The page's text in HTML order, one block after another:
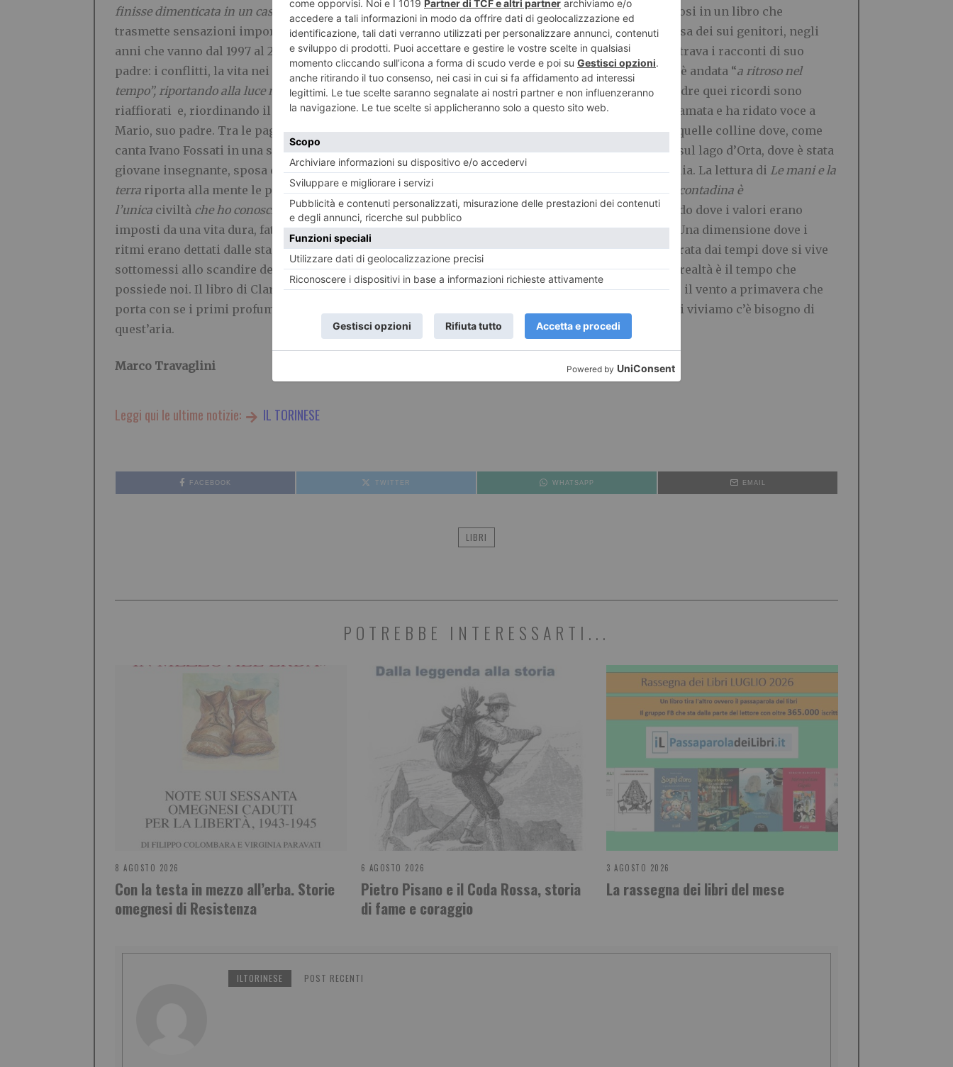
finisse dimenticata in un cassetto”. Per fortuna quella storia non è finita in un cassetto, trasformandosi in un libro che
trasmette sensazioni importanti. Clara Cipollina ha raccontato i pomeriggi passati a Gavi, nella casa dei sui genitori, negli
anni che vanno dal 1997 al 2004. Vi arrivava nel fine settimana da Novara, dove vive tutt’ora, e registrava i racconti di suo
padre: i conflitti, la vita nei campi, l’incontro con la madre di Clara, i ricordi della giovinezza. Così è andata “a ritroso nel
tempo”, riportando alla luce narrazioni di fatti accaduti a cavallo tra le due guerre.Dopo la morte del padre quei ricordi sono
riaffiorati e, riordinando il suo passato, Clara Cipollina ha ritrovato le persone che più mi hanno amata e ha ridato voce a
Mario, suo padre. Tra le pagine ci sono i paesaggi dei vigneti di Gavi, il “terrazzino sul Lemme” tra quelle colline dove, come
canta Ivano Fossati in una sua celebre canzone, “si sente il mare”. Ma anche i luoghi come Omegna, sul lago d’Orta, dove è stata
giovane insegnante, sposa e madre; e Novara, terra di nebbie e risaie, dove risiede con la sua famiglia. La lettura di Le mani e la
terra riporta alla mente le parole di Ermanno Olmi quando sosteneva caparbiamente che“la civiltà contadina è
l’unica civiltà cheho conosciuto”.Era un mondo in cui fra marito e moglie ci si dava del voi; un mondo dove i valori erano
imposti da una vita dura, faticosa. Dove il riscatto sociale era il desiderio di molti padri per i figli. Una dimensione dove i
ritmi erano dettati dalle stagioni, dalle lune e dalla terra. Una civiltà in gran parte scomparsa, divorata dai tempi dove si vive
sottomessi allo scandire dell’orologio, dove si è convinti di possedere il proprio tempo quando in realtà è il tempo che
possiede noi. Il libro di Clara Cipollina si apprezza come una boccata d’aria fresca e pulita. E’ come il vento a primavera che
porta con se i primi profumi del risveglio della natura dopo l’inverno. E in tempi come quelli in cui viviamo c’è bisogno di
quest’aria.
Marco Travaglini
Leggi qui le ultime notizie: IL TORINESE
FACEBOOK TWITTER WHATSAPP EMAIL
LIBRI
POTREBBE INTERESSARTI...
8 AGOSTO 2026
Con la testa in mezzo all’erba. Storie
omegnesi di Resistenza
6 AGOSTO 2026
Pietro Pisano e il Coda Rossa, storia
di fame e coraggio
3 AGOSTO 2026
La rassegna dei libri del mese
ILTORINESE POST RECENTI